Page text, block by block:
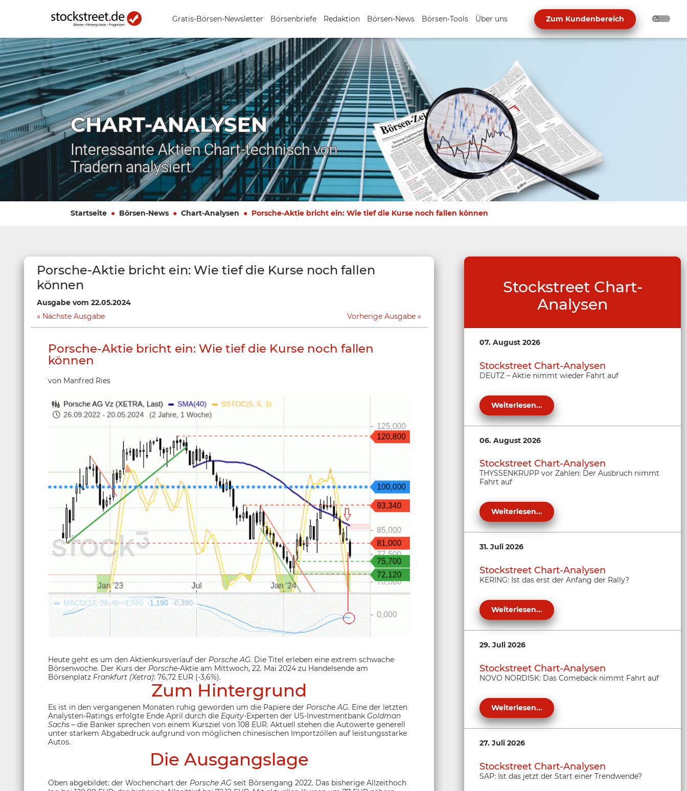
Gratis-Börsen-Newsletter Börsenbriefe Redaktion Börsen-News Börsen-Tools Über uns Zum Kundenbereich
CHART-ANALYSEN
Interessante Aktien Chart-technisch von
Tradern analysiert
Startseite Börsen-News Chart-Analysen Porsche-Aktie bricht ein: Wie tief die Kurse noch fallen können
Porsche-Aktie bricht ein: Wie tief die Kurse noch fallen
können
Ausgabe vom 22.05.2024
Nächste Ausgabe
Vorherige Ausgabe
Porsche-Aktie bricht ein: Wie tief die Kurse noch fallen
können
von Manfred Ries
Heute geht es um den Aktienkursverlauf der Porsche AG. Die Titel erleben eine extrem schwache
Börsenwoche. Der Kurs der Porsche-Aktie am Mittwoch, 22. Mai 2024 zu Handelsende am
Börsenplatz Frankfurt (Xetra): 76,72 EUR (-3,6%).
Zum Hintergrund
Es ist in den vergangenen Monaten ruhig geworden um die Papiere der Porsche AG. Eine der letzten
Analysten-Ratings erfolgte Ende April durch die Equity-Experten der US-Investmentbank Goldman
Sachs – die Banker sprechen von einem Kursziel von 108 EUR. Aktuell stehen die Autowerte generell
unter starkem Abgabedruck aufgrund von möglichen chinesischen Importzöllen auf leistungsstarke
Autos.
Die Ausgangslage
Oben abgebildet: der Wochenchart der Porsche AG seit Börsengang 2022. Das bisherige Allzeithoch
Stockstreet Chart-
Analysen
07. August 2026
Stockstreet Chart-Analysen
DEUTZ – Aktie nimmt wieder Fahrt auf
Weiterlesen...
06. August 2026
Stockstreet Chart-Analysen
THYSSENKRUPP vor Zahlen: Der Ausbruch nimmt
Fahrt auf
Weiterlesen...
31. Juli 2026
Stockstreet Chart-Analysen
KERING: Ist das erst der Anfang der Rally?
Weiterlesen...
29. Juli 2026
Stockstreet Chart-Analysen
NOVO NORDISK: Das Comeback nimmt Fahrt auf
Weiterlesen...
27. Juli 2026
Stockstreet Chart-Analysen
SAP: Ist das jetzt der Start einer Trendwende?